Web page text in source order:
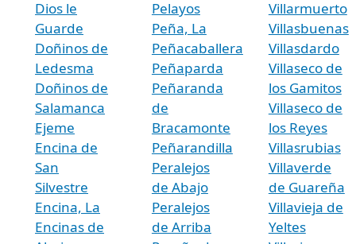
Dios le
Guarde
Doñinos de
Ledesma
Doñinos de
Salamanca
Ejeme
Encina de
San
Silvestre
Encina, La
Encinas de
Pelayos
Peña, La
Peñacaballera
Peñaparda
Peñaranda
de
Bracamonte
Peñarandilla
Peralejos
de Abajo
Peralejos
de Arriba
Villarmuerto
Villasbuenas
Villasdardo
Villaseco de
los Gamitos
Villaseco de
los Reyes
Villasrubias
Villaverde
de Guareña
Villavieja de
Yeltes